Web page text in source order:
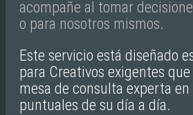
acompañe al tomar
o para nosotros mismos.
Este servicio está diseñado
para Creativos exigentes
mesa de consulta experta
puntuales de su día a día.